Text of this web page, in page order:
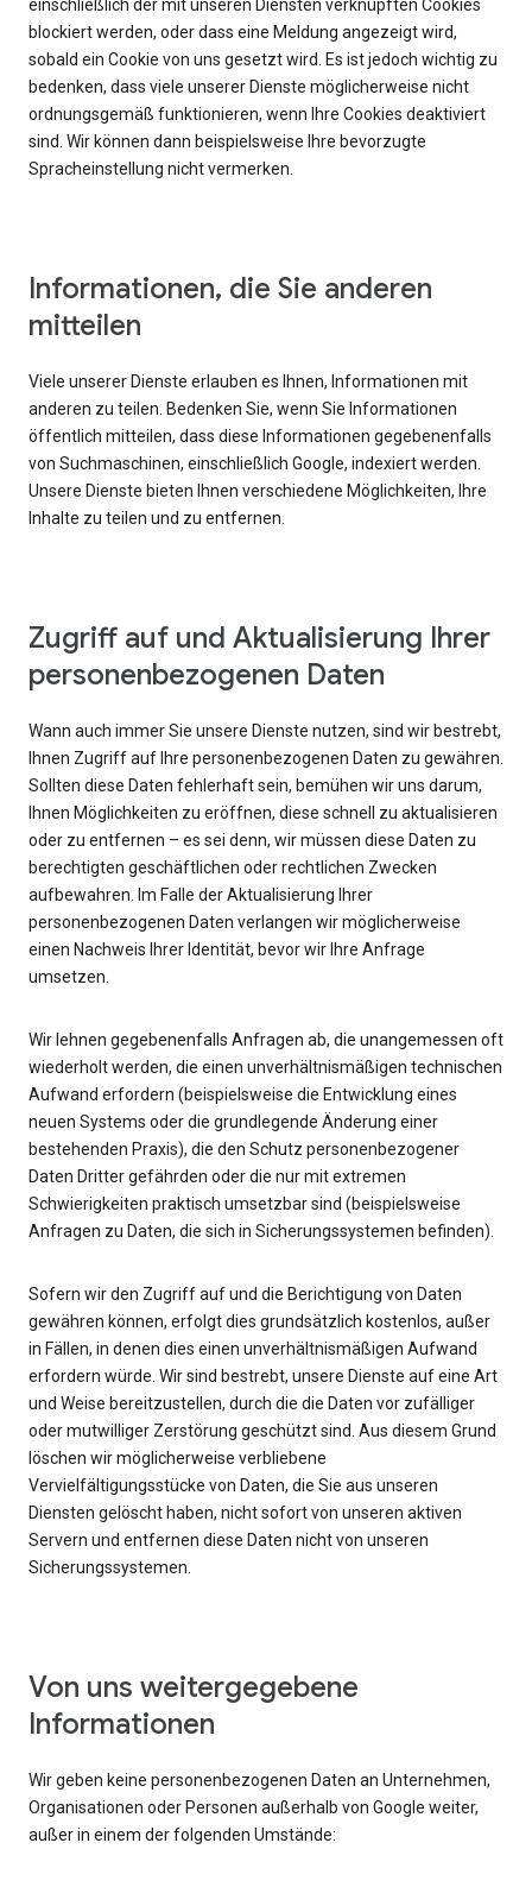
einschließlich der mit unseren Diensten verknüpften Cookies
blockiert werden, oder dass eine Meldung angezeigt wird,
sobald ein Cookie von uns gesetzt wird. Es ist jedoch wichtig zu
bedenken, dass viele unserer Dienste möglicherweise nicht
ordnungsgemäß funktionieren, wenn Ihre Cookies deaktiviert
sind. Wir können dann beispielsweise Ihre bevorzugte
Spracheinstellung nicht vermerken.
Informationen, die Sie anderen
mitteilen
Viele unserer Dienste erlauben es Ihnen, Informationen mit
anderen zu teilen. Bedenken Sie, wenn Sie Informationen
öffentlich mitteilen, dass diese Informationen gegebenenfalls
von Suchmaschinen, einschließlich Google, indexiert werden.
Unsere Dienste bieten Ihnen verschiedene Möglichkeiten, Ihre
Inhalte zu teilen und zu entfernen.
Zugriff auf und Aktualisierung Ihrer
personenbezogenen Daten
Wann auch immer Sie unsere Dienste nutzen, sind wir bestrebt,
Ihnen Zugriff auf Ihre personenbezogenen Daten zu gewähren.
Sollten diese Daten fehlerhaft sein, bemühen wir uns darum,
Ihnen Möglichkeiten zu eröffnen, diese schnell zu aktualisieren
oder zu entfernen – es sei denn, wir müssen diese Daten zu
berechtigten geschäftlichen oder rechtlichen Zwecken
aufbewahren. Im Falle der Aktualisierung Ihrer
personenbezogenen Daten verlangen wir möglicherweise
einen Nachweis Ihrer Identität, bevor wir Ihre Anfrage
umsetzen.
Wir lehnen gegebenenfalls Anfragen ab, die unangemessen oft
wiederholt werden, die einen unverhältnismäßigen technischen
Aufwand erfordern (beispielsweise die Entwicklung eines
neuen Systems oder die grundlegende Änderung einer
bestehenden Praxis), die den Schutz personenbezogener
Daten Dritter gefährden oder die nur mit extremen
Schwierigkeiten praktisch umsetzbar sind (beispielsweise
Anfragen zu Daten, die sich in Sicherungssystemen befinden).
Sofern wir den Zugriff auf und die Berichtigung von Daten
gewähren können, erfolgt dies grundsätzlich kostenlos, außer
in Fällen, in denen dies einen unverhältnismäßigen Aufwand
erfordern würde. Wir sind bestrebt, unsere Dienste auf eine Art
und Weise bereitzustellen, durch die die Daten vor zufälliger
oder mutwilliger Zerstörung geschützt sind. Aus diesem Grund
löschen wir möglicherweise verbliebene
Vervielfältigungsstücke von Daten, die Sie aus unseren
Diensten gelöscht haben, nicht sofort von unseren aktiven
Servern und entfernen diese Daten nicht von unseren
Sicherungssystemen.
Von uns weitergegebene
Informationen
Wir geben keine personenbezogenen Daten an Unternehmen,
Organisationen oder Personen außerhalb von Google weiter,
außer in einem der folgenden Umstände: